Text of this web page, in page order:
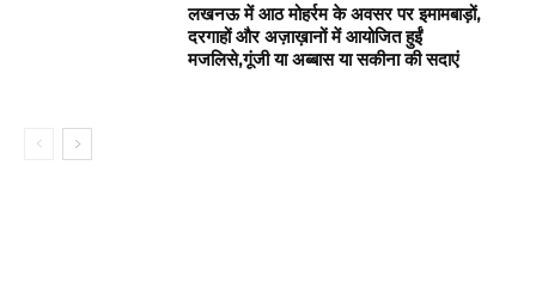
लखनऊ में आठ मोहर्रम के अवसर पर इमामबाड़ों,
दरगाहों और अज़ाख़ानों में आयोजित हुईं
मजलिसे,गूंजी या अब्बास या सकीना की सदाएं